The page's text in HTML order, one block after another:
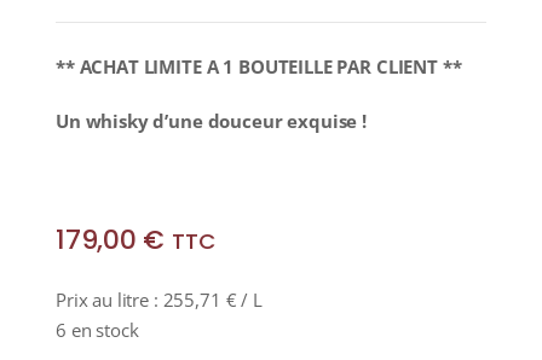
** ACHAT LIMITE A 1 BOUTEILLE PAR CLIENT **
Un whisky d’une douceur exquise !
179,00 € TTC
Prix au litre : 255,71 € / L
6 en stock